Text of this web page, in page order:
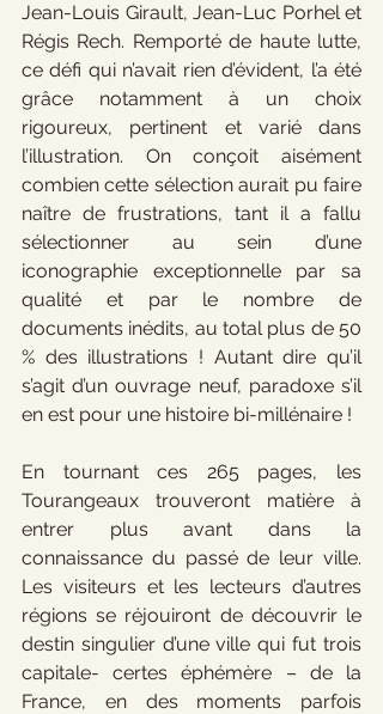
Jean-Louis Girault, Jean-Luc Porhel et
Régis Rech. Remporté de haute lutte,
ce défi qui n’avait rien d’évident, l’a été
grâce notamment à un choix
rigoureux, pertinent et varié dans
l’illustration. On conçoit aisément
combien cette sélection aurait pu faire
naître de frustrations, tant il a fallu
sélectionner au sein d’une
iconographie exceptionnelle par sa
qualité et par le nombre de
documents inédits, au total plus de 50
% des illustrations ! Autant dire qu’il
s’agit d’un ouvrage neuf, paradoxe s’il
en est pour une histoire bi-millénaire !
En tournant ces 265 pages, les
Tourangeaux trouveront matière à
entrer plus avant dans la
connaissance du passé de leur ville.
Les visiteurs et les lecteurs d’autres
régions se réjouiront de découvrir le
destin singulier d’une ville qui fut trois
capitale- certes éphémère – de la
France, en des moments parfois